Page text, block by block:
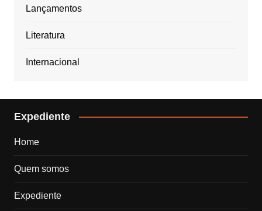
Lançamentos
Literatura
Internacional
Expediente
Home
Quem somos
Expediente